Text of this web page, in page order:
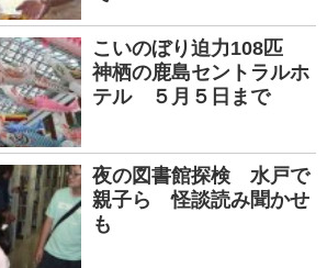
こいのぼり迫力108匹
神栖の鹿島セントラルホ
テル ５月５日まで
夜の図書館探検 水戸で
親子ら 怪談読み聞かせ
も